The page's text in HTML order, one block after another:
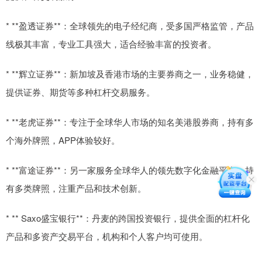
* **盈透证券**：全球领先的电子经纪商，受多国严格监管，产品
线极其丰富，专业工具强大，适合经验丰富的投资者。
* **辉立证券**：新加坡及香港市场的主要券商之一，业务稳健，
提供证券、期货等多种杠杆交易服务。
* **老虎证券**：专注于全球华人市场的知名美港股券商，持有多
个海外牌照，APP体验较好。
* **富途证券**：另一家服务全球华人的领先数字化金融平台，持
有多类牌照，注重产品和技术创新。
* ** Saxo盛宝银行**：丹麦的跨国投资银行，提供全面的杠杆化
产品和多资产交易平台，机构和个人客户均可使用。